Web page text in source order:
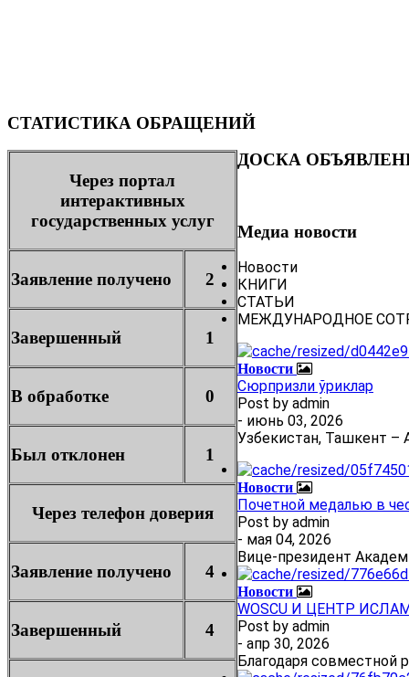
СТАТИСТИКА ОБРАЩЕНИЙ
Через портал
интерактивных
государственных услуг
Заявление получено 2
Завершенный 1
В обработке 0
Был отклонен 1
Через телефон доверия
Заявление получено 4
Завершенный 4
ДОСКА
Медиа новости
Новости
КНИГИ
СТАТЬИ
МЕЖДУНАРОДНОЕ
Новости
Сюрпризли ўриклар
Post by admin
- июнь 03, 2026
Узбекистан, Ташкент –
Новости
Почетной медалью в
Post by admin
- мая 04, 2026
Вице-президент
Новости
WOSCU И ЦЕНТР
Post by admin
- апр 30, 2026
Благодаря совместной